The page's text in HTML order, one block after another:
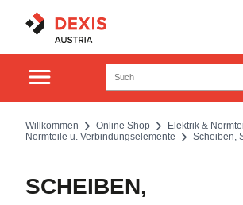
Willkommen Online Shop
Elektrik &
Normteile u. Verbindungselemente
Scheiben,
SCHEIBEN,